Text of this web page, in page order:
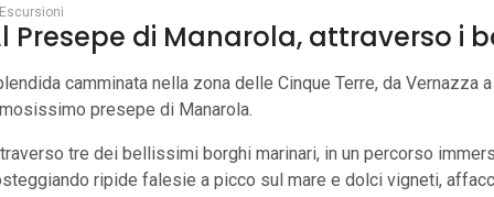
Presepe di Manarola, attraverso i
camminata nella zona delle Cinque Terre, da
presepe di Manarola.
tre dei bellissimi borghi marinari, in un percorso
ripide falesie a picco sul mare e dolci vigneti,